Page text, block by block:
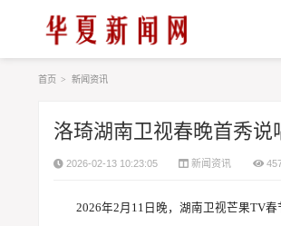
首页 > 新闻资讯
洛琦湖南卫视春晚首秀
2026-02-13 10:23:05 新闻资讯
2026年2月11日晚，湖南卫视芒果TV